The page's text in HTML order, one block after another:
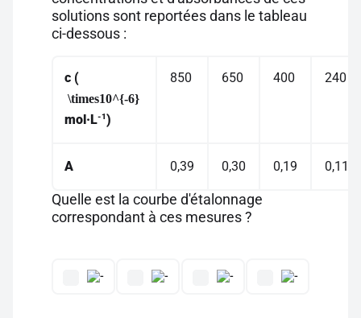
solutions sont reportées dans le tableau
ci-dessous :
c (
\times10^{-6}
mol·L-1)
850 650 400 240
A 0,39 0,30 0,19 0,11
Quelle est la courbe d'étalonnage
correspondant à ces mesures ?